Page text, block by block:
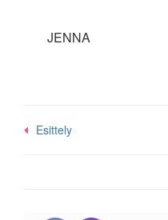
JENNA
Post
Esittely